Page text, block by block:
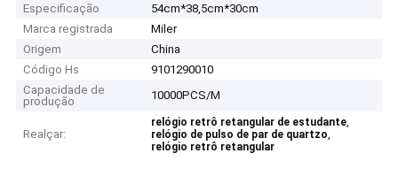
Especificação
54cm*38,5cm*30cm
Marca registrada
Miler
Origem
China
Código Hs
9101290010
Capacidade de
produção
10000PCS/M
Realçar:
relógio retrô retangular de estudante,
relógio de pulso de par de quartzo,
relógio retrô retangular